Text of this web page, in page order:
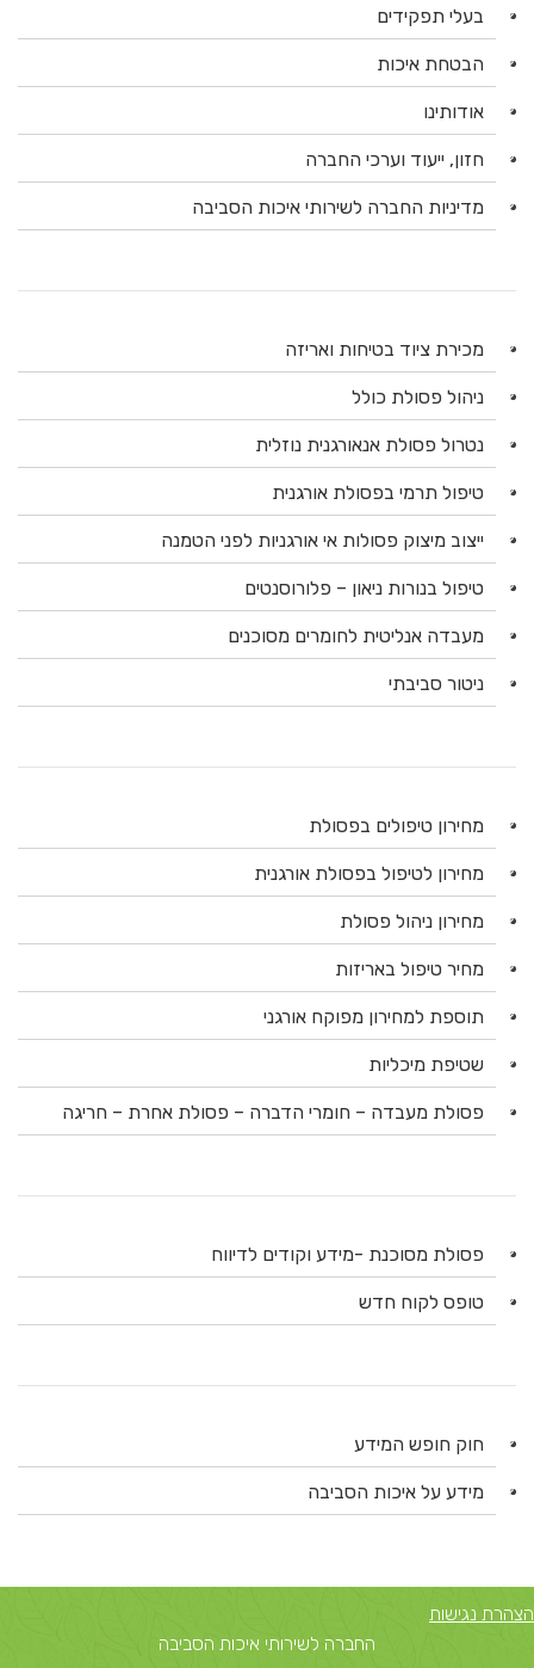
בעלי תפקידים
הבטחת איכות
אודותינו
חזון, ייעוד וערכי החברה
מדיניות החברה לשירותי איכות הסביבה
מכירת ציוד בטיחות ואריזה
ניהול פסולת כולל
נטרול פסולת אנאורגנית נוזלית
טיפול תרמי בפסולת אורגנית
ייצוב מיצוק פסולות אי אורגניות לפני הטמנה
טיפול בנורות ניאון – פלורוסנטים
מעבדה אנליטית לחומרים מסוכנים
ניטור סביבתי
מחירון טיפולים בפסולת
מחירון לטיפול בפסולת אורגנית
מחירון ניהול פסולת
מחיר טיפול באריזות
תוספת למחירון מפוקח אורגני
שטיפת מיכליות
פסולת מעבדה – חומרי הדברה – פסולת אחרת – חריגה
פסולת מסוכנת -מידע וקודים לדיווח
טופס לקוח חדש
חוק חופש המידע
מידע על איכות הסביבה
הצהרת נגישות
החברה לשירותי איכות הסביבה